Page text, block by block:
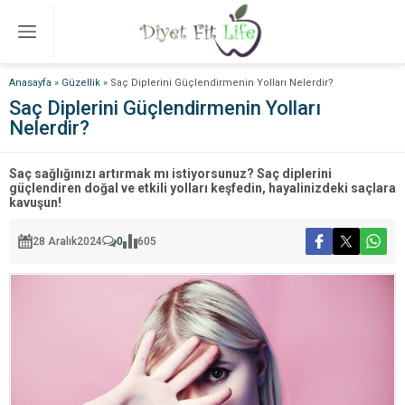
Anasayfa » Güzellik » Saç Diplerini Güçlendirmenin Yolları Nelerdir?
Saç Diplerini Güçlendirmenin Yolları
Nelerdir?
Saç sağlığınızı artırmak mı istiyorsunuz? Saç diplerini
güçlendiren doğal ve etkili yolları keşfedin, hayalinizdeki saçlara
kavuşun!
28 Aralık2024 0 605